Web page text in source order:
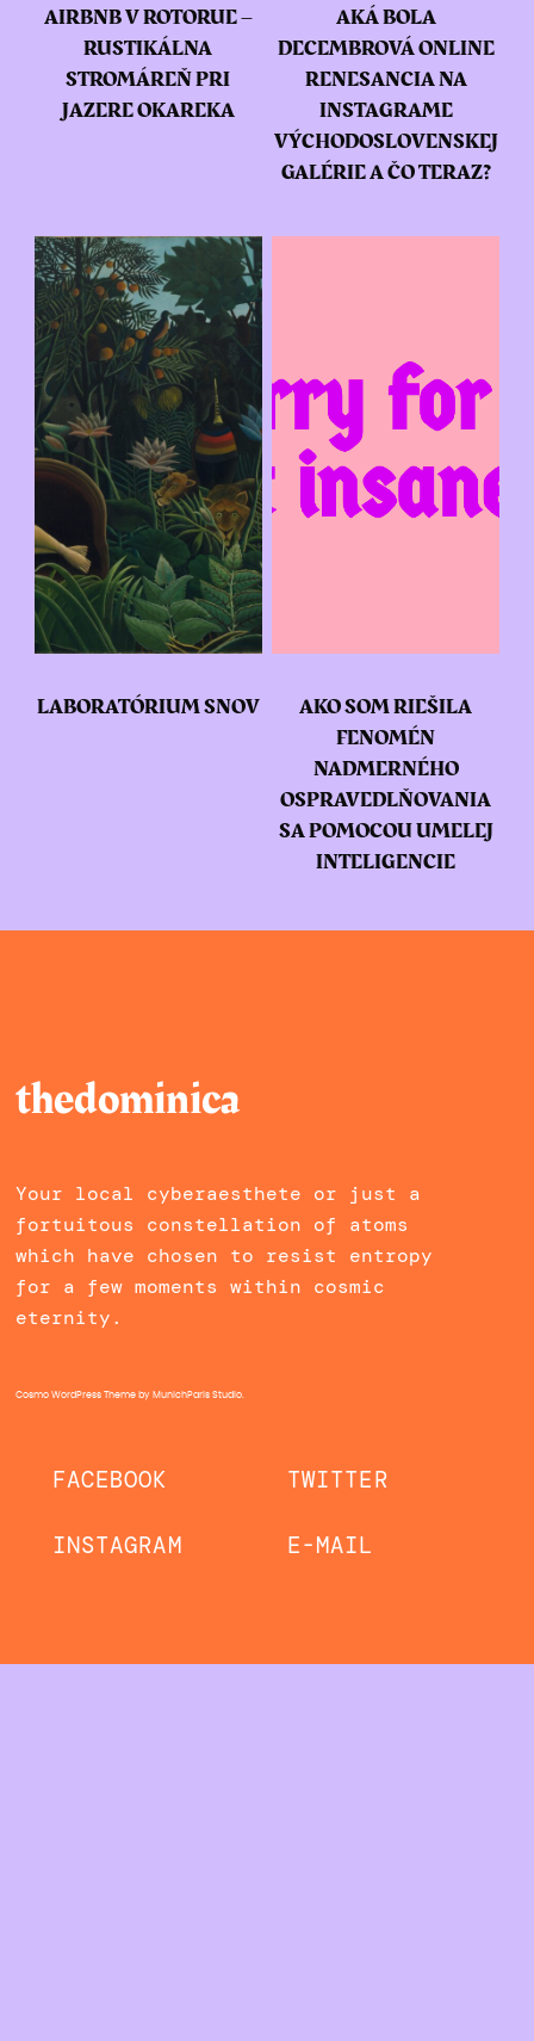
AIRBNB V ROTORUE –
RUSTIKÁLNA
STROMÁREŇ PRI
JAZERE OKAREKA
AKÁ BOLA
DECEMBROVÁ ONLINE
RENESANCIA NA
INSTAGRAME
VÝCHODOSLOVENSKEJ
GALÉRIE A ČO TERAZ?
LABORATÓRIUM SNOV
AKO SOM RIEŠILA
FENOMÉN
NADMERNÉHO
OSPRAVEDLŇOVANIA
SA POMOCOU UMELEJ
INTELIGENCIE
thedominica
Your local cyberaesthete or just a
fortuitous constellation of atoms
which have chosen to resist entropy
for a few moments within cosmic
eternity.
Cosmo WordPress Themeby MunichParis Studio.
FACEBOOK TWITTER
INSTAGRAM E-MAIL